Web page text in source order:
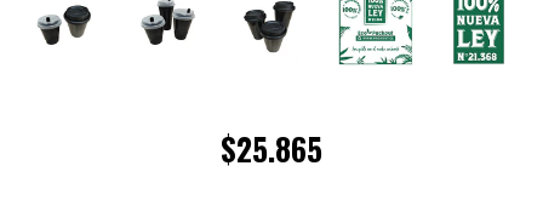
$25.865